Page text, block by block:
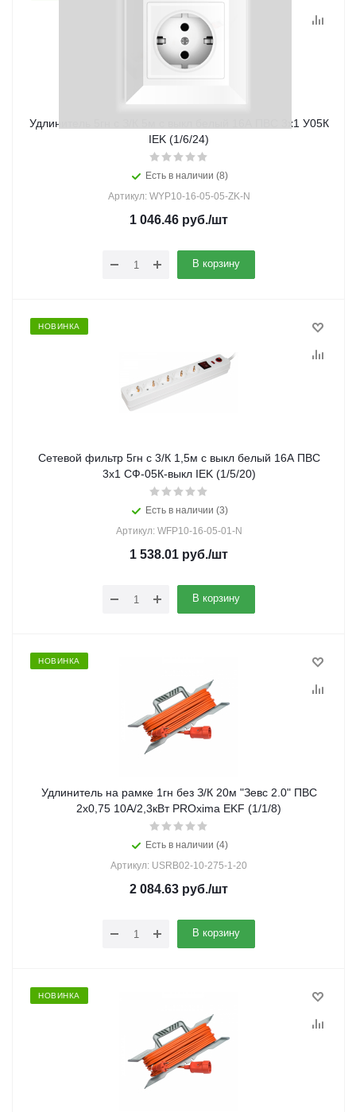
Удлинитель 5гн с З/К 5м с выкл белый 16А ПВС 3х1 У05К
IEK (1/6/24)
Есть в наличии (8)
Артикул: WYP10-16-05-05-ZK-N
1 046.46 руб./шт
В корзину
НОВИНКА
Сетевой фильтр 5гн с 3/К 1,5м с выкл белый 16А ПВС
3х1 СФ-05К-выкл IEK (1/5/20)
Есть в наличии (3)
Артикул: WFP10-16-05-01-N
1 538.01 руб./шт
В корзину
НОВИНКА
Удлинитель на рамке 1гн без З/К 20м "Зевс 2.0" ПВС
2х0,75 10А/2,3кВт PROxima EKF (1/1/8)
Есть в наличии (4)
Артикул: USRB02-10-275-1-20
2 084.63 руб./шт
В корзину
НОВИНКА